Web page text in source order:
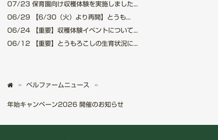
07/23 保育園向け収穫体験を実施しました...
06/29 【6/30（火）より再開】とうも...
06/24 【重要】収穫体験イベントについて...
06/12 【重要】とうもろこしの生育状況に...
ベルファームニュース
年始キャンペーン2026 開催のお知らせ